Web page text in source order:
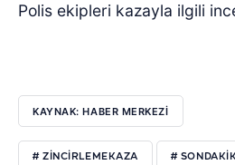
Polis ekipleri kazayla ilgili
KAYNAK: HABER MERKEZI
# ZİNCİRLEMEKAZA #